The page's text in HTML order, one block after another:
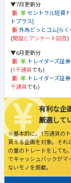
▼7月更新分
セントラル短資
トプラス]
外為どっとコム[らく
(開設とアンケート回答)
▼6月更新分
トレイダーズ証
(1千通貨でも)
トレイダーズ証
千通貨でも)
有利な企
厳選して
※基本的に、1万通貨の
貰える企画を対象。それ
の量のトレードをしても
でキャッシュバックがマ
ないモノを掲載。